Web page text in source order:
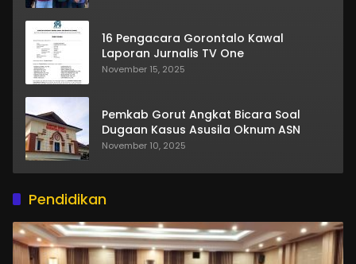
16 Pengacara Gorontalo Kawal
Laporan Jurnalis TV One
November 15, 2025
Pemkab Gorut Angkat Bicara Soal
Dugaan Kasus Asusila Oknum ASN
November 10, 2025
Pendidikan